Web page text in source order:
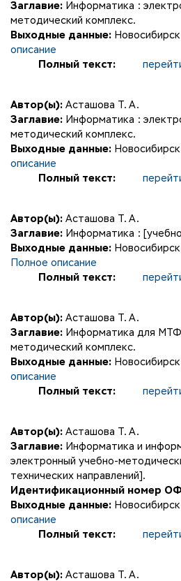
Заглавие: Информатика :
методический комплекс.
Выходные данные:
описание
Полный текст:
Автор(ы): Асташова Т. А.
Заглавие: Информатика :
методический комплекс.
Выходные данные:
описание
Полный текст:
Автор(ы): Асташова Т. А.
Заглавие: Информатика :
Выходные данные:
Полное описание
Полный текст:
Автор(ы): Асташова Т. А.
Заглавие: Информатика для
методический комплекс.
Выходные данные:
описание
Полный текст:
Автор(ы): Асташова Т. А.
Заглавие: Информатика и
электронный учебно-
технических направлений].
Идентификационный номер
Выходные данные:
описание
Полный текст:
Автор(ы): Асташова Т. А.